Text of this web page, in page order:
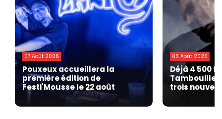
07 Août 2026
Pouxeux accueillera la
première édition de
Festi'Mousse le 22 août
05 Août 2026
Déjà 4 500
Tambouille
trois